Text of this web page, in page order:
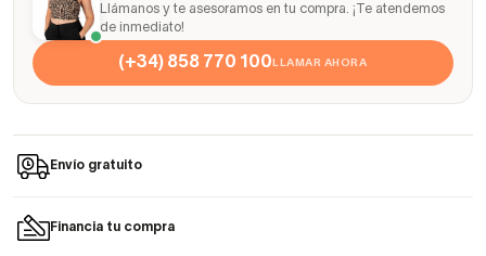
Llámanos y te asesoramos en tu compra. ¡Te atendemos
de inmediato!
(+34) 858 770 100LLAMAR AHORA
Envío gratuito
Financia tu compra